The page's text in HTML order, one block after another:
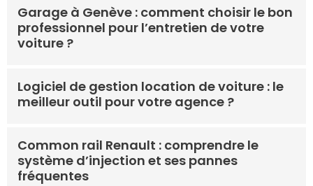
Garage à Genève : comment choisir le bon
professionnel pour l’entretien de votre
voiture ?
Logiciel de gestion location de voiture : le
meilleur outil pour votre agence ?
Common rail Renault : comprendre le
système d’injection et ses pannes
fréquentes